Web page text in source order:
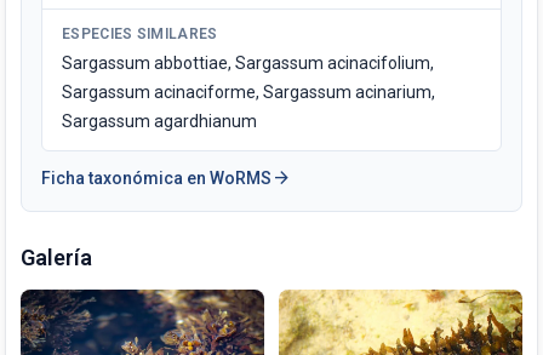
ESPECIES SIMILARES
Sargassum abbottiae, Sargassum acinacifolium,
Sargassum acinaciforme, Sargassum acinarium,
Sargassum agardhianum
Ficha taxonómica en WoRMS arrow_forward
Galería